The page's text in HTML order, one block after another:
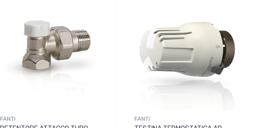
FANTI FANTI